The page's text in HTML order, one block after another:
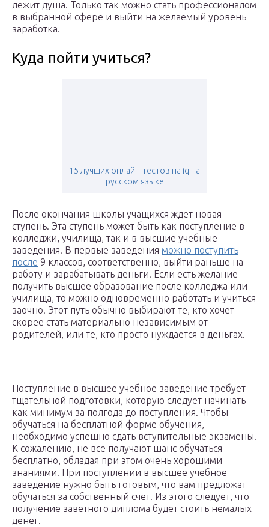
лежит душа. Только так можно стать профессионалом
в выбранной сфере и выйти на желаемый уровень
заработка.
Куда пойти учиться?
15 лучших онлайн-тестов на iq на
русском языке
После окончания школы учащихся ждет новая
ступень. Эта ступень может быть как поступление в
колледжи, училища, так и в высшие учебные
заведения. В первые заведения можно поступить
после 9 классов, соответственно, выйти раньше на
работу и зарабатывать деньги. Если есть желание
получить высшее образование после колледжа или
училища, то можно одновременно работать и учиться
заочно. Этот путь обычно выбирают те, кто хочет
скорее стать материально независимым от
родителей, или те, кто просто нуждается в деньгах.
Поступление в высшее учебное заведение требует
тщательной подготовки, которую следует начинать
как минимум за полгода до поступления. Чтобы
обучаться на бесплатной форме обучения,
необходимо успешно сдать вступительные экзамены.
К сожалению, не все получают шанс обучаться
бесплатно, обладая при этом очень хорошими
знаниями. При поступлении в высшее учебное
заведение нужно быть готовым, что вам предложат
обучаться за собственный счет. Из этого следует, что
получение заветного диплома будет стоить немалых
денег.